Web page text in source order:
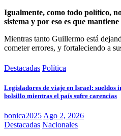
Igualmente, como todo político,
sistema y por eso es que
Mientras tanto Guillermo está
cometer errores, y fortaleciendo a
Destacadas Política
Legisladores de viaje en Israel: sueldos
bolsillo mientras el país sufre carencias
bonica2025 Ago 2, 2026
Destacadas Nacionales